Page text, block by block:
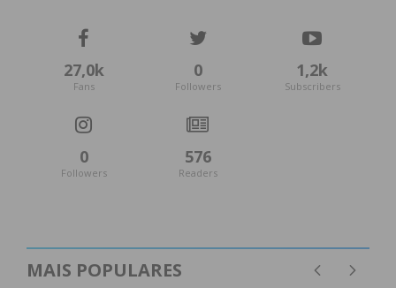
27,0k
Fans
0
Followers
1,2k
Subscribers
0
Followers
576
Readers
MAIS POPULARES